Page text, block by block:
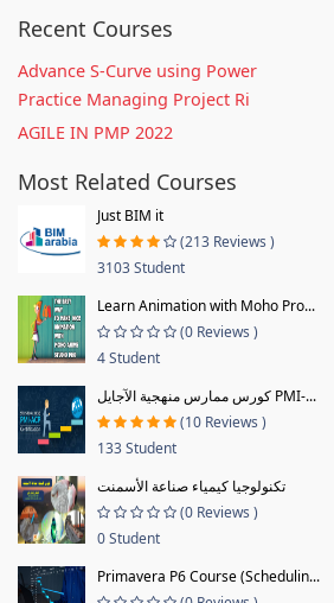
Recent Courses
Advance S-Curve using Power
Practice Managing Project Ri
AGILE IN PMP 2022
Most Related Courses
Just BIM it
(213 Reviews )
3103 Student
Learn Animation with Moho Pro...
(0 Reviews )
4 Student
كورس ممارس منهجية الآجايل PMI-...
(10 Reviews )
133 Student
تكنولوجيا كيمياء صناعة الأسمنت
(0 Reviews )
0 Student
Primavera P6 Course (Schedulin...